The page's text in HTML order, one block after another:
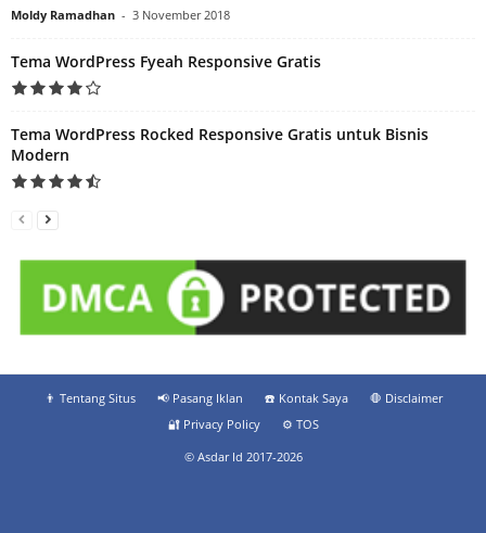
Moldy Ramadhan - 3 November 2018
Tema WordPress Fyeah Responsive Gratis
Tema WordPress Rocked Responsive Gratis untuk Bisnis
Modern
👨‍ Tentang Situs 📢 Pasang Iklan ☎️ Kontak Saya
🛑 Disclaimer
🔐 Privacy Policy
⚙️ TOS
© Asdar Id 2017-2026